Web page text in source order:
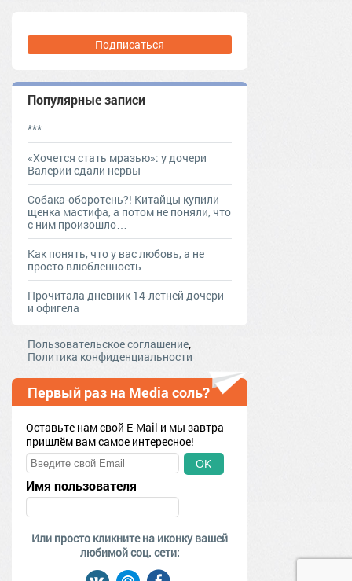
Подписаться
Популярные записи
***
«Хочется стать мразью»: у дочери
Валерии сдали нервы
Собака-оборотень?! Китайцы купили
щенка мастифа, а потом не поняли, что
с ним произошло…
Как понять, что у вас любовь, а не
просто влюбленность
Прочитала дневник 14-летней дочери
и офигела
Пользовательское соглашение,
Политика конфиденциальности
Первый раз на Media соль?
Оставьте нам свой E-Mail и мы завтра
пришлём вам самое интересное!
OK
Имя пользователя
Или просто кликните на иконку вашей
любимой соц. сети: